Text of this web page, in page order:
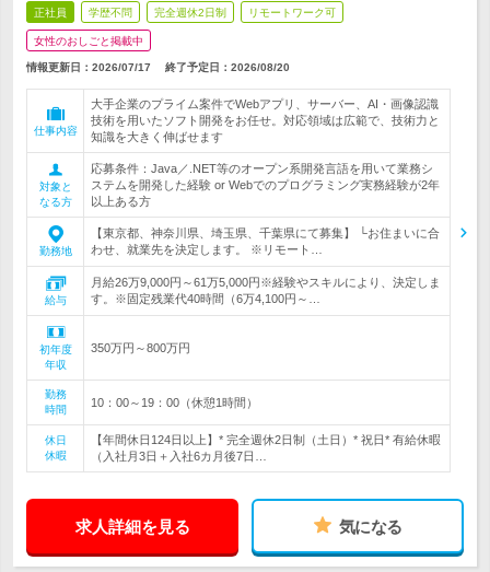
正社員 学歴不問 完全週休2日制 リモートワーク可
女性のおしごと掲載中
情報更新日：2026/07/17 終了予定日： 2026/08/20
仕事内容
大手企業のプライム案件でWebアプリ、サーバー、AI・画像認識
技術を用いたソフト開発をお任せ。対応領域は広範で、技術力と
知識を大きく伸ばせます
対象と
なる方
応募条件：Java／.NET等のオープン系開発言語を用いて業務シ
ステムを開発した経験 or Webでのプログラミング実務経験が2年
以上ある方
勤務地
【東京都、神奈川県、埼玉県、千葉県にて募集】 └お住まいに合
わせ、就業先を決定します。 ※リモート…
給与
月給26万9,000円～61万5,000円※経験やスキルにより、決定しま
す。※固定残業代40時間（6万4,100円～…
初年度
年収
350万円～800万円
勤務
時間
10：00～19：00（休憩1時間）
休日
休暇
【年間休日124日以上】* 完全週休2日制（土日）* 祝日* 有給休暇
（入社月3日＋入社6カ月後7日…
求人詳細を見る 気になる